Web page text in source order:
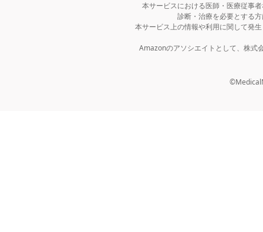
本サービスにおける医師・医療従事
診断・治療を必要とする
本サービス上の情報や利用に関して発
Amazonのアソシエイトとして、株式